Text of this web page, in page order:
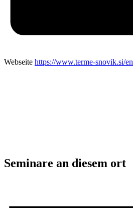
Webseite https://www.terme-snovik.si/en
Seminare an diesem ort